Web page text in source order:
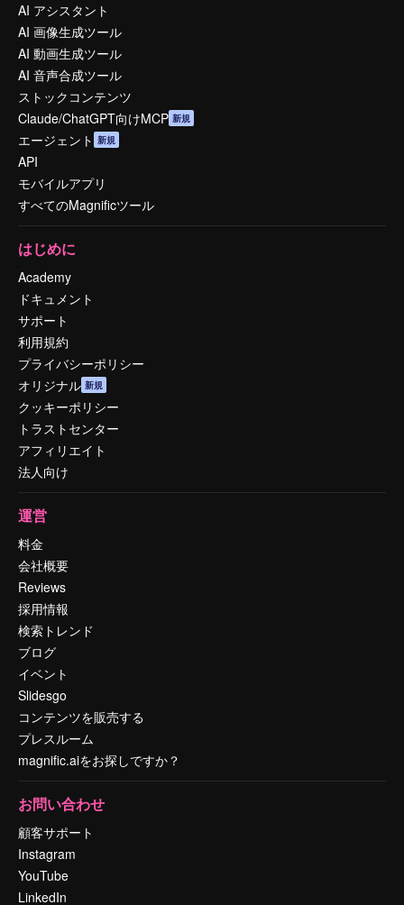
AI アシスタント
AI 画像生成ツール
AI 動画生成ツール
AI 音声合成ツール
ストックコンテンツ
Claude/ChatGPT向けMCP 新規
エージェント 新規
API
モバイルアプリ
すべてのMagnificツール
はじめに
Academy
ドキュメント
サポート
利用規約
プライバシーポリシー
オリジナル 新規
クッキーポリシー
トラストセンター
アフィリエイト
法人向け
運営
料金
会社概要
Reviews
採用情報
検索トレンド
ブログ
イベント
Slidesgo
コンテンツを販売する
プレスルーム
magnific.aiをお探しですか？
お問い合わせ
顧客サポート
Instagram
YouTube
LinkedIn